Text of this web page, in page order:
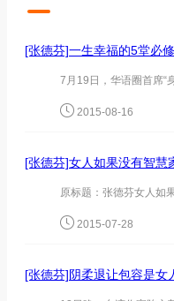
[张德芬]一生幸福的5堂必
2015-08-16
[张德芬]女人如果没有智慧
2015-07-28
[张德芬]阴柔退让包容是女